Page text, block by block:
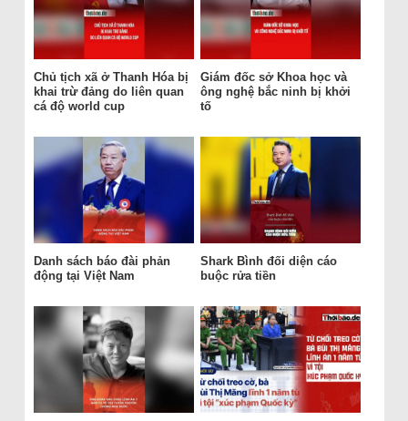
Chủ tịch xã ở Thanh Hóa bị
khai trừ đảng do liên quan
cá độ world cup
Giám đốc sở Khoa học và
ông nghệ bắc ninh bị khởi
tố
Danh sách báo đài phản
động tại Việt Nam
Shark Bình đối diện cáo
buộc rửa tiền